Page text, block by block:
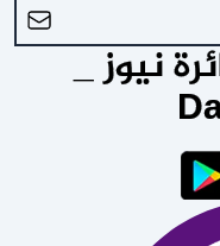
نيوز _